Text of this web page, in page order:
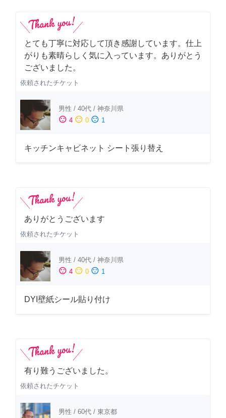
とても丁寧に対応して頂き感謝しています。仕上
がりも素晴らしく気に入っています。ありがとう
ございました。
依頼されたチケット
男性 / 40代 / 神奈川県
sentiment_satisfied 4 sentiment_neutral 0 sentiment_dissatisfied 1
キッチンキャビネット シート張り替え
ありがとうございます
依頼されたチケット
男性 / 40代 / 神奈川県
sentiment_satisfied 4 sentiment_neutral 0 sentiment_dissatisfied 1
DYI壁紙シール貼り付け
有り難うございました。
依頼されたチケット
男性 / 60代 / 東京都